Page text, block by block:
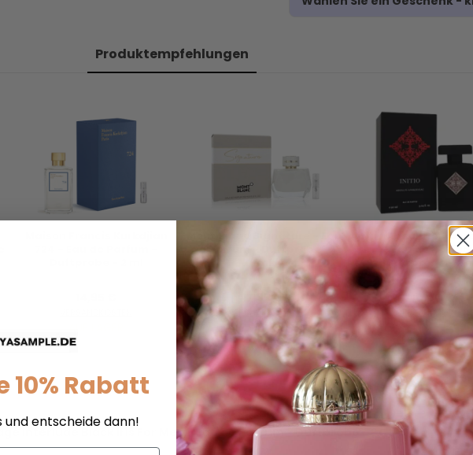
Produktempfehlungen
Mont Blanc Signature - Eau
de Parfum - Duftprobe - 2
ml
7,95 €
VERSANDKOSTEN
AUF LAGER
Initio Absolute
- Eau de
Duftprobe - 2 ml
10,00 €
VERSANDKOSTEN
AUF LAGER
Interlude Black Iris For Men - Eau de Parfum - Duftprobe
10% Rabatt
und entscheide dann!